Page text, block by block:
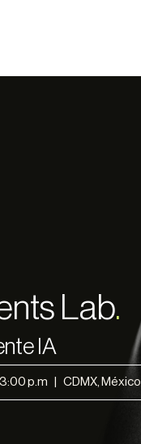
Lab.
IA
p.m | CDMX, México